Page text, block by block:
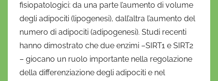
fisiopatologici: da una parte l’aumento di volume
degli adipociti (lipogenesi), dall’altra l’aumento del
numero di adipociti (adipogenesi). Studi recenti
hanno dimostrato che due enzimi –SIRT1 e SIRT2
– giocano un ruolo importante nella regolazione
della differenziazione degli adipociti e nel